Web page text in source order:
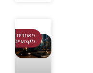
מאמרים
מקצועיים